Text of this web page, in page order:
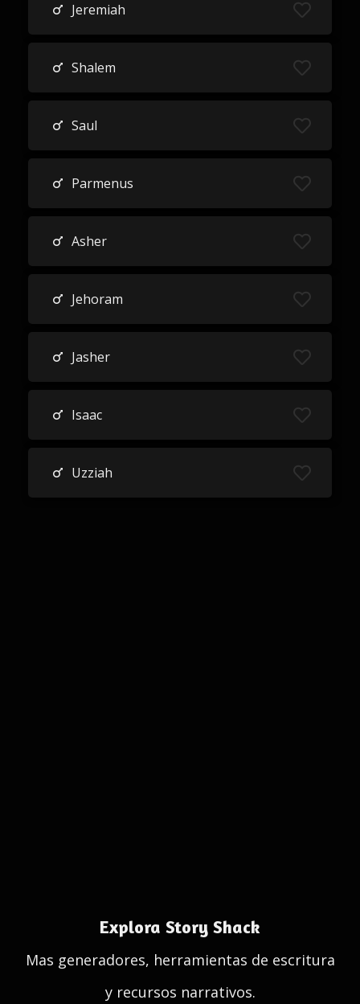
Jeremiah
Shalem
Saul
Parmenus
Asher
Jehoram
Jasher
Isaac
Uzziah
Explora Story Shack
Mas generadores, herramientas de escritura
y recursos narrativos.